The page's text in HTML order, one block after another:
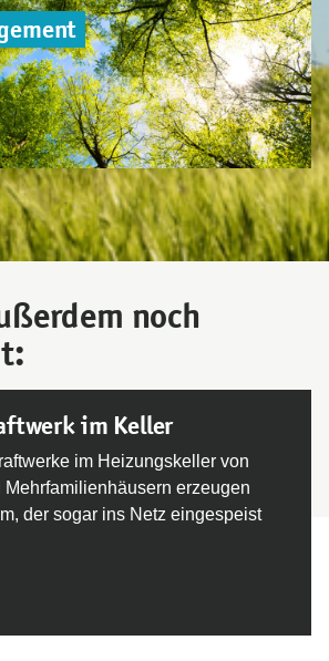
noch
im Keller
im Heizungskeller von
Mehrfamilienhäusern erzeugen
der sogar ins Netz eingespeist